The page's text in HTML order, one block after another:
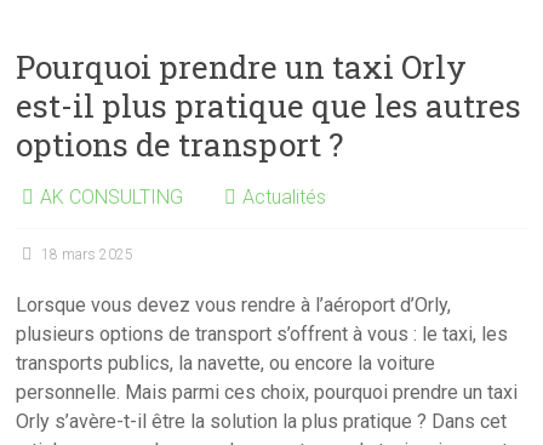
Pourquoi prendre un taxi Orly
est-il plus pratique que les autres
options de transport ?
AK CONSULTING Actualités
18 mars 2025
Lorsque vous devez vous rendre à l’aéroport d’Orly,
plusieurs options de transport s’offrent à vous : le taxi, les
transports publics, la navette, ou encore la voiture
personnelle. Mais parmi ces choix, pourquoi prendre un taxi
Orly s’avère-t-il être la solution la plus pratique ? Dans cet